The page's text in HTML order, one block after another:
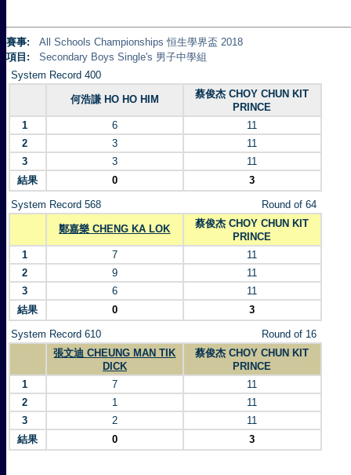
賽事:
All Schools Championships 恒生學界盃 2018
項目:
Secondary Boys Single's 男子中學組
System Record 400
何浩謙 HO HO HIM
蔡俊杰 CHOY CHUN KIT
PRINCE
1
6
11
2
3
11
3
3
11
結果
0 3
System Record 568 Round of 64
鄭嘉樂 CHENG KA LOK
蔡俊杰 CHOY CHUN KIT
PRINCE
1
7
11
2
9
11
3
6
11
結果
0 3
System Record 610
Round of 16
張文迪 CHEUNG MAN TIK
DICK
蔡俊杰 CHOY CHUN KIT
PRINCE
1
7
11
2
1
11
3
2
11
結果
0 3